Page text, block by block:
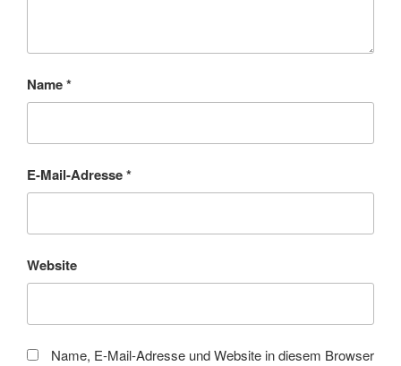
Name*
E-Mail-Adresse*
Website
Name, E-Mail-Adresse und Website in diesem Browser